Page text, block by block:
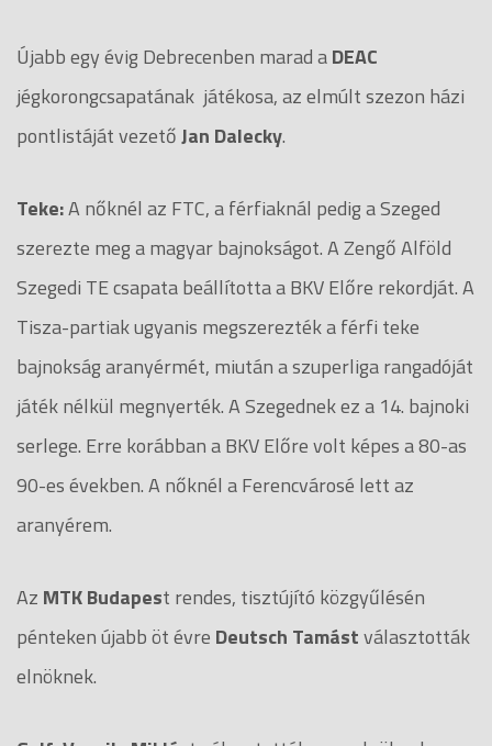
Újabb egy évig Debrecenben marad aDEAC
jégkorongcsapatának játékosa, az elmúlt szezon házi
pontlistáját vezetőJan Dalecky.
Teke:A nőknél az FTC, a férfiaknál pedig a Szeged
szerezte meg a magyar bajnokságot. A Zengő Alföld
Szegedi TE csapata beállította a BKV Előre rekordját. A
Tisza-partiak ugyanis megszerezték a férfi teke
bajnokság aranyérmét, miután a szuperliga rangadóját
játék nélkül megnyerték. A Szegednek ez a 14. bajnoki
serlege. Erre korábban a BKV Előre volt képes a 80-as
90-es években. A nőknél a Ferencvárosé lett az
aranyérem.
Az MTK Budapest rendes, tisztújító közgyűlésén
pénteken újabb öt évre Deutsch Tamástválasztották
elnöknek.